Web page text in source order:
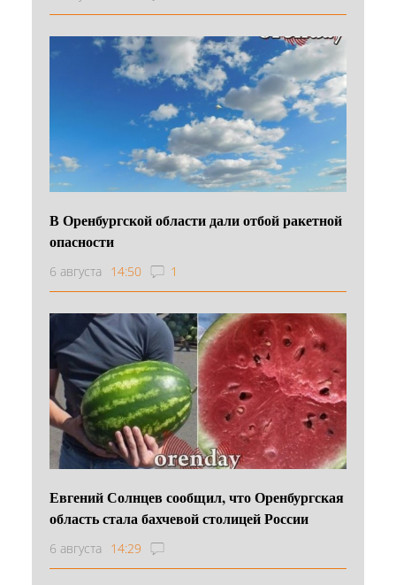
В Оренбургской области дали отбой ракетной
опасности
6 августа 14:50 1
Евгений Солнцев сообщил, что Оренбургская
область стала бахчевой столицей России
6 августа 14:29